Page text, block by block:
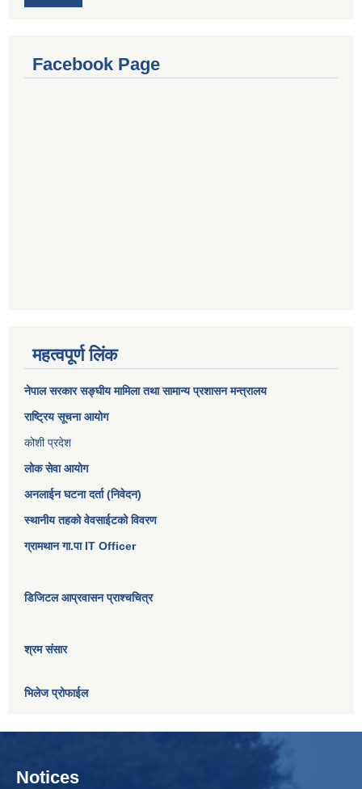
Facebook Page
महत्वपूर्ण लिंक
नेपाल सरकारसङ्घीय मामिला तथा सामान्य प्रशासन मन्त्रालय
राष्ट्रिय सूचना आयोग
कोशी प्रदेश
लोक सेवा आयोग
अनलाईन घटना दर्ता (निवेदन)
स्थानीय तहको वेवसाईटको विवरण
ग्रामथान गा.पा IT Officer
डिजिटल आप्रवासन प्राश्चचित्र
श्रम संसार
भिलेज प्रोफाईल
Notices